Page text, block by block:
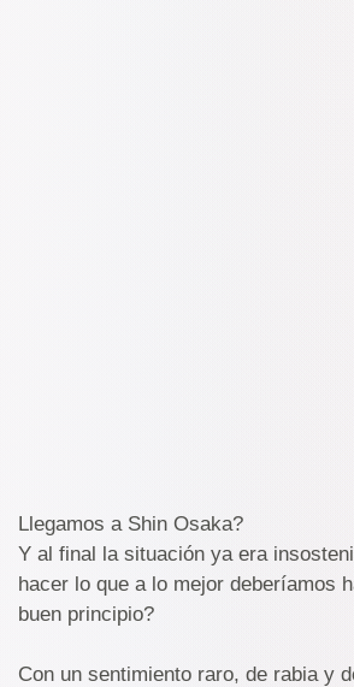
Llegamos a Shin Osaka?
Y al final la situación ya era
hacer lo que a lo mejor deberíamos
buen principio?
Con un sentimiento raro, de rabia y